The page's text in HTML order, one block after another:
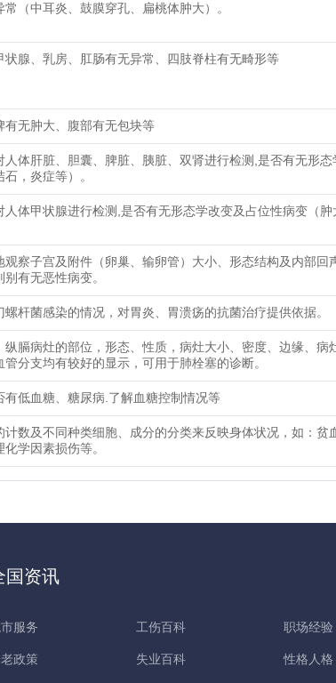
（中耳炎、鼓膜穿孔、扁桃体肿大）。
状腺、乳房、肛肠有无异常、四肢脊柱有无畸形等
有无肿大、腹部有无包块等
人体肝脏、胆囊、脾脏、胰脏、双肾进行检测,是否有无形态
，炎症等）。
体甲状腺进行检测,是否有无形态学改变及占位性病变（肿
察子宫及附件（卵巢、输卵管）大小、形态结构及内部回
有无恶性病变。
杆菌感染的情况，对胃炎、胃溃疡的抗菌治疗提供依据。
纵膈病灶的部位，形态、性质，病灶大小、密度、边缘、病
分支均有较好的显示，可用于肺栓塞的诊断。
有低血糖、糖尿病.了解血糖控制情况等
数及不同种类细胞、成分的分类来反映身体状况，如：贫
学因素损伤等。
国资讯
服务
政策
工伤百科
失业百科
职场经验
性格人格